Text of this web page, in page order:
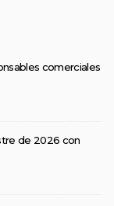
comerciales
de 2026 con